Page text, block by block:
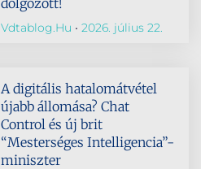
Vdtablog.hu 2026. július 22.
A digitális hatalomátvétel
újabb állomása? Chat
Control és új brit
“Mesterséges Intelligencia”-
miniszter